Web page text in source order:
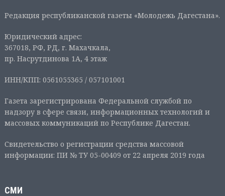
Редакция республиканской газеты «Молодежь Дагестана».
Юридический адрес:
367018, РФ, РД, г. Махачкала,
пр. Насрутдинова 1А, 4 этаж
ИНН/КПП: 0561055365 / 057101001
Газета зарегистрирована Федеральной службой по
надзору в сфере связи, информационных технологий и
массовых коммуникаций по Республике Дагестан.
Свидетельство о регистрации средства массовой
информации: ПИ № ТУ 05-00409 от 22 апреля 2019 года
СМИ